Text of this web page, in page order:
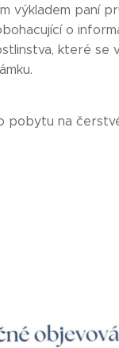
výkladem paní
o
které se
pobytu na